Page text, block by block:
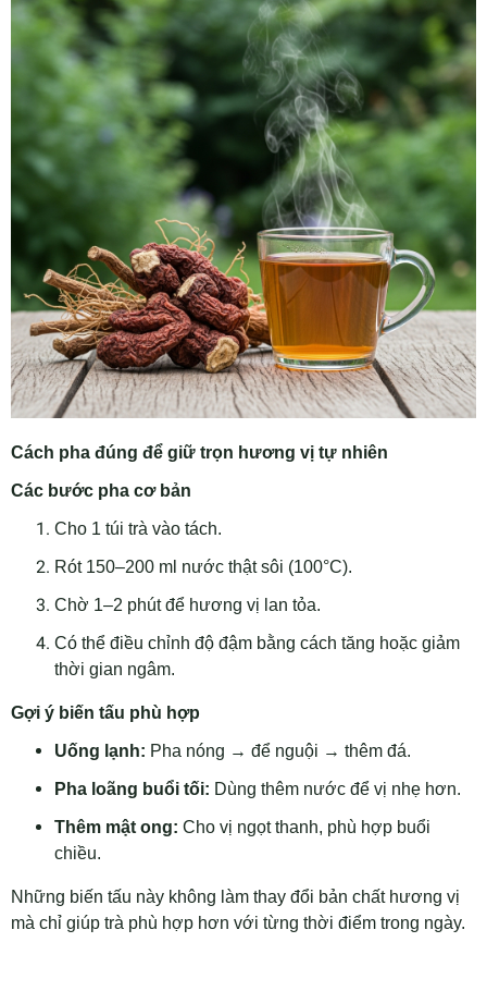
Cách pha đúng để giữ trọn hương vị tự nhiên
Các bước pha cơ bản
Cho 1 túi trà vào tách.
Rót 150–200 ml nước thật sôi (100°C).
Chờ 1–2 phút để hương vị lan tỏa.
Có thể điều chỉnh độ đậm bằng cách tăng hoặc giảm
thời gian ngâm.
Gợi ý biến tấu phù hợp
Uống lạnh: Pha nóng → để nguội → thêm đá.
Pha loãng buổi tối: Dùng thêm nước để vị nhẹ hơn.
Thêm mật ong: Cho vị ngọt thanh, phù hợp buổi
chiều.
Những biến tấu này không làm thay đổi bản chất hương vị
mà chỉ giúp trà phù hợp hơn với từng thời điểm trong ngày.